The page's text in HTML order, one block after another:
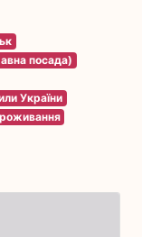
посада)
України